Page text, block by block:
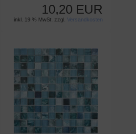
10,20 EUR
inkl. 19 % MwSt. zzgl. Versandkosten